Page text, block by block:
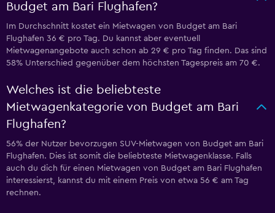
Budget am Bari Flughafen?
Im Durchschnitt kostet ein Mietwagen von Budget am Bari
Flughafen 36 € pro Tag. Du kannst aber eventuell
Mietwagenangebote auch schon ab 29 € pro Tag finden. Das sind
58% Unterschied gegenüber dem höchsten Tagespreis am 70 €.
Welches ist die beliebteste
Mietwagenkategorie von Budget am Bari
Flughafen?
56% der Nutzer bevorzugen SUV-Mietwagen von Budget am Bari
Flughafen. Dies ist somit die beliebteste Mietwagenklasse. Falls
auch du dich für einen Mietwagen von Budget am Bari Flughafen
interessierst, kannst du mit einem Preis von etwa 56 € am Tag
rechnen.